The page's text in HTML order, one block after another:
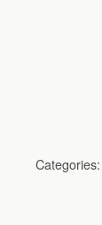
Categories: